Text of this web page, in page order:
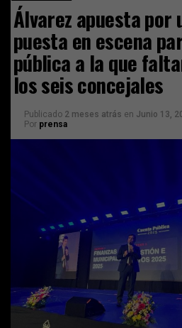
Álvarez apuesta por
puesta en escena
pública a la que
los seis concejales
Publicado 2 meses atrás en Junio 13,
Por prensa